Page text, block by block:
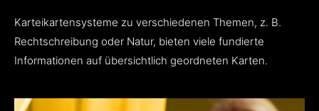
Karteikartensysteme zu verschiedenen Themen, z. B.
Rechtschreibung oder Natur, bieten viele fundierte
Informationen auf übersichtlich geordneten Karten.